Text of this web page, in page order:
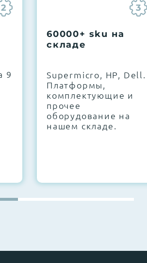
2
9
3
60000+ sku на
складе
Supermicro, HP, Dell.
Платформы,
комплектующие и
прочее
оборудование на
нашем складе.